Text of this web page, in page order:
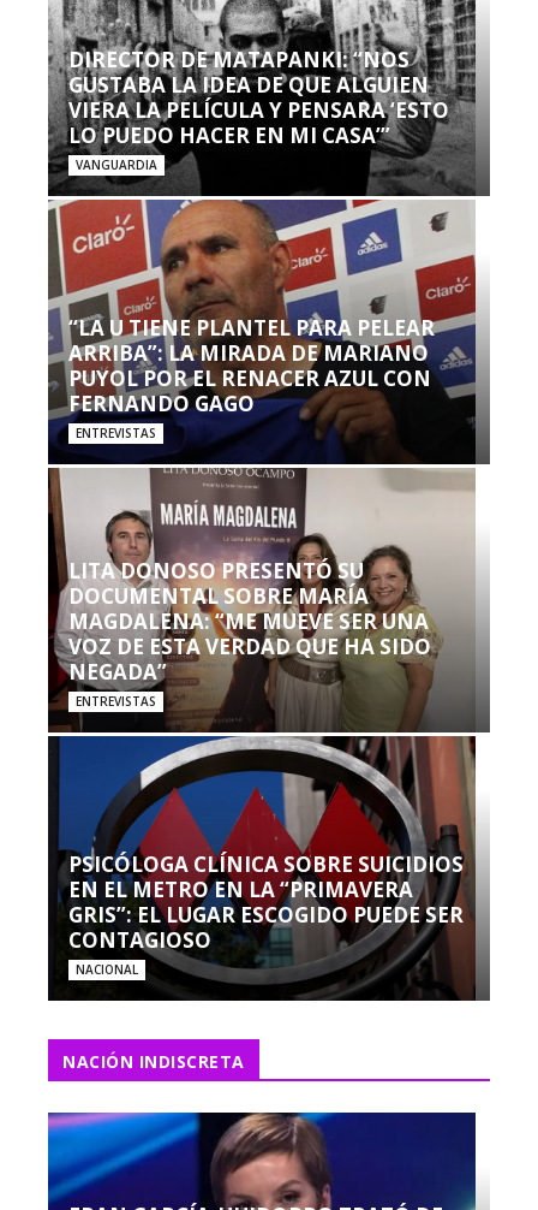
DIRECTOR DE MATAPANKI: “NOS
GUSTABA LA IDEA DE QUE ALGUIEN
VIERA LA PELÍCULA Y PENSARA ‘ESTO
LO PUEDO HACER EN MI CASA’”
VANGUARDIA
“LA U TIENE PLANTEL PARA PELEAR
ARRIBA”: LA MIRADA DE MARIANO
PUYOL POR EL RENACER AZUL CON
FERNANDO GAGO
ENTREVISTAS
LITA DONOSO PRESENTÓ SU
DOCUMENTAL SOBRE MARÍA
MAGDALENA: “ME MUEVE SER UNA
VOZ DE ESTA VERDAD QUE HA SIDO
NEGADA”
ENTREVISTAS
PSICÓLOGA CLÍNICA SOBRE SUICIDIOS
EN EL METRO EN LA “PRIMAVERA
GRIS”: EL LUGAR ESCOGIDO PUEDE SER
CONTAGIOSO
NACIONAL
NACIÓN INDISCRETA